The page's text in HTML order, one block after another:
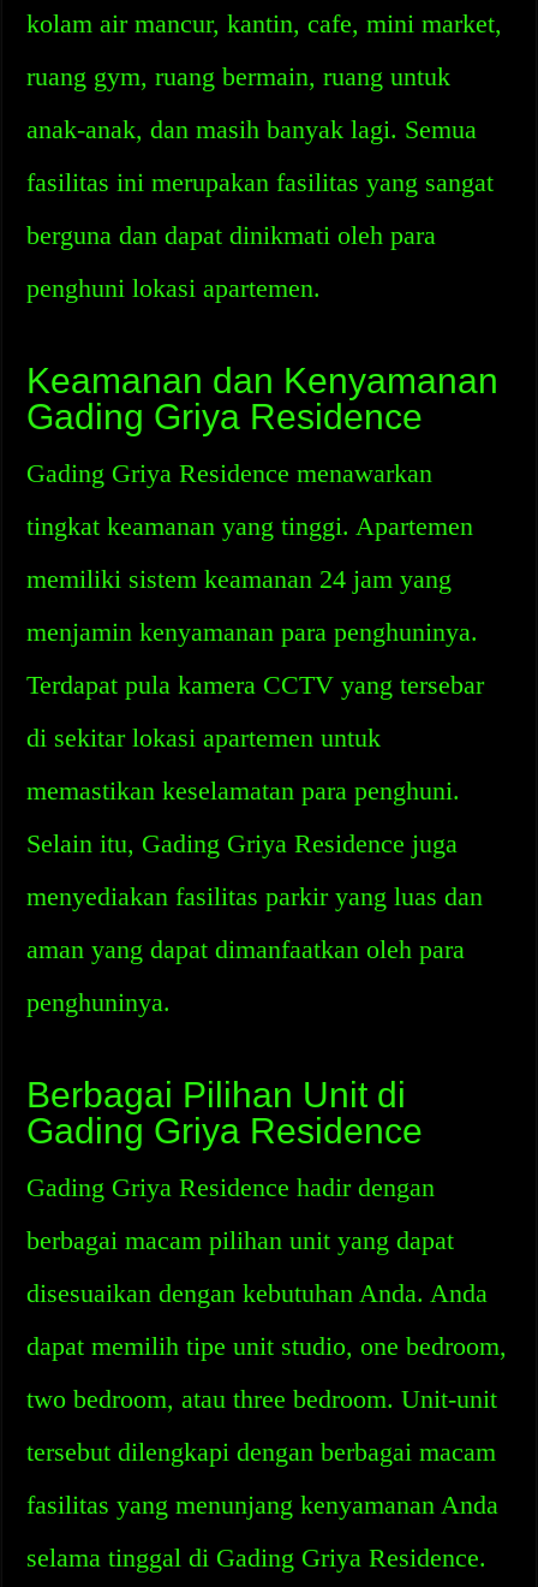
kolam air mancur, kantin, cafe, mini market,
ruang gym, ruang bermain, ruang untuk
anak-anak, dan masih banyak lagi. Semua
fasilitas ini merupakan fasilitas yang sangat
berguna dan dapat dinikmati oleh para
penghuni lokasi apartemen.
Keamanan dan Kenyamanan
Gading Griya Residence
Gading Griya Residence menawarkan
tingkat keamanan yang tinggi. Apartemen
memiliki sistem keamanan 24 jam yang
menjamin kenyamanan para penghuninya.
Terdapat pula kamera CCTV yang tersebar
di sekitar lokasi apartemen untuk
memastikan keselamatan para penghuni.
Selain itu, Gading Griya Residence juga
menyediakan fasilitas parkir yang luas dan
aman yang dapat dimanfaatkan oleh para
penghuninya.
Berbagai Pilihan Unit di
Gading Griya Residence
Gading Griya Residence hadir dengan
berbagai macam pilihan unit yang dapat
disesuaikan dengan kebutuhan Anda. Anda
dapat memilih tipe unit studio, one bedroom,
two bedroom, atau three bedroom. Unit-unit
tersebut dilengkapi dengan berbagai macam
fasilitas yang menunjang kenyamanan Anda
selama tinggal di Gading Griya Residence.